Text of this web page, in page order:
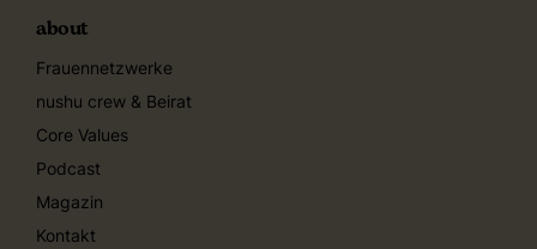
about
Frauennetzwerke
nushu crew & Beirat
Core Values
Podcast
Magazin
Kontakt